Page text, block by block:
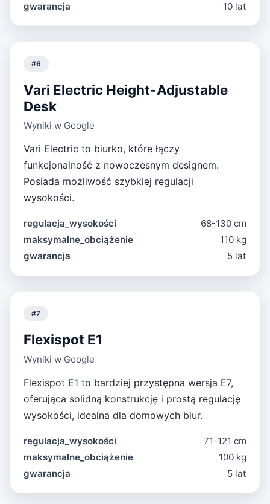
gwarancja
10 lat
#6
Vari Electric Height-Adjustable
Desk
Wyniki w Google
Vari Electric to biurko, które łączy
funkcjonalność z nowoczesnym designem.
Posiada możliwość szybkiej regulacji
wysokości.
regulacja_wysokości
68-130 cm
maksymalne_obciążenie
110 kg
gwarancja
5 lat
#7
Flexispot E1
Wyniki w Google
Flexispot E1 to bardziej przystępna wersja E7,
oferująca solidną konstrukcję i prostą regulację
wysokości, idealna dla domowych biur.
regulacja_wysokości
71-121 cm
maksymalne_obciążenie
100 kg
gwarancja
5 lat